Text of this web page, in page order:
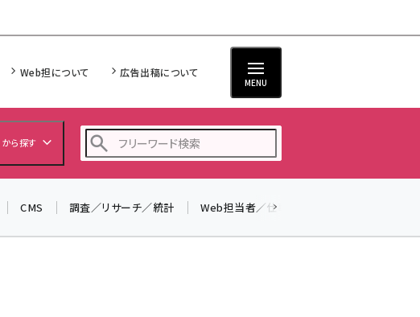
Web担について 広告出稿について
MENU
から探す
CMS 調査／リサーチ／統計 Web担当者／仕事